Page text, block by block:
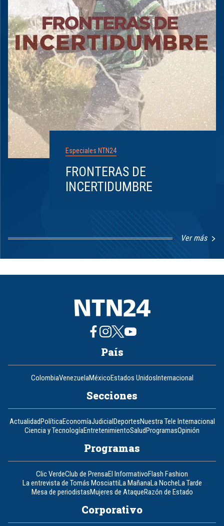
Especiales NTN24
FRONTERAS DE
INCERTIDUMBRE
Ver más
1
8
País
ColombiaVenezuelaMéxicoEstados UnidosInternacional
Secciones
ActualidadPolíticaEconomíaJudicialDeportesNuestra Tele Internacional
Ciencia y TecnologíaEntretenimientoSaludProgramasOpinión
Programas
Clic VerdeClub de PrensaEl InformativoFlash Fashion
La entrevista de Tomás MosciattiLa MañanaLa NocheLa Tarde
Mesa de periodistasMujeres de AtaqueRazón de Estado
Corporativo